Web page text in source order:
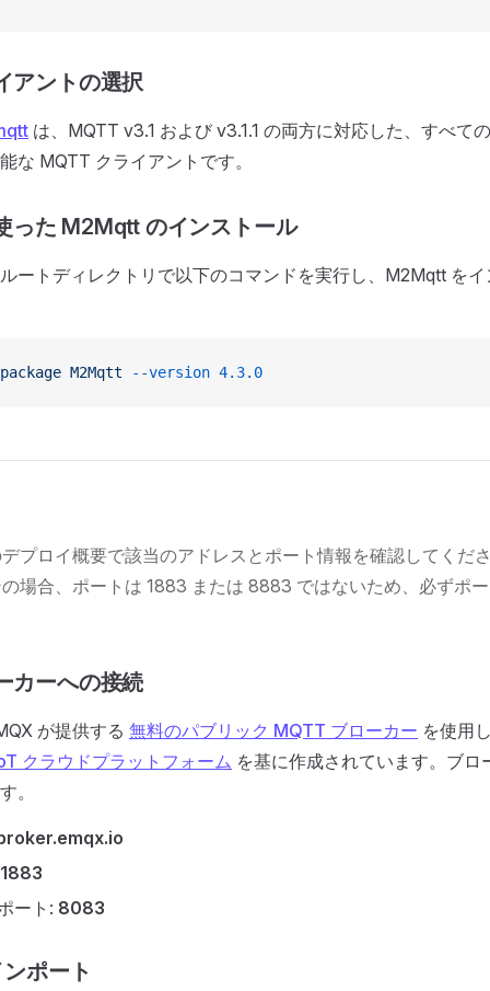
アントの選択
は、MQTT v3.1 および v3.1.1 の両方に対応した、すべて
な MQTT クライアントです。
った M2Mqtt のインストール
ートディレクトリで以下のコマンドを実行し、M2Mqtt を
M2Mqtt --version 4.3.0
プロイ概要で該当のアドレスとポート情報を確認してくだ
場合、ポートは 1883 または 8883 ではないため、必ずポ
カーへの接続
が提供する 無料のパブリック MQTT ブローカー を使用
クラウドプラットフォーム を基に作成されています。ブロ
。
1883
ート: 8083
ポート